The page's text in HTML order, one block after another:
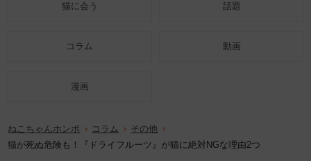
猫に会う 話題
コラム 動画
漫画
ねこちゃんホンポ コラム
その他
猫が死ぬ危険も！『ドライフルーツ』が猫に絶対NGな理由2つ